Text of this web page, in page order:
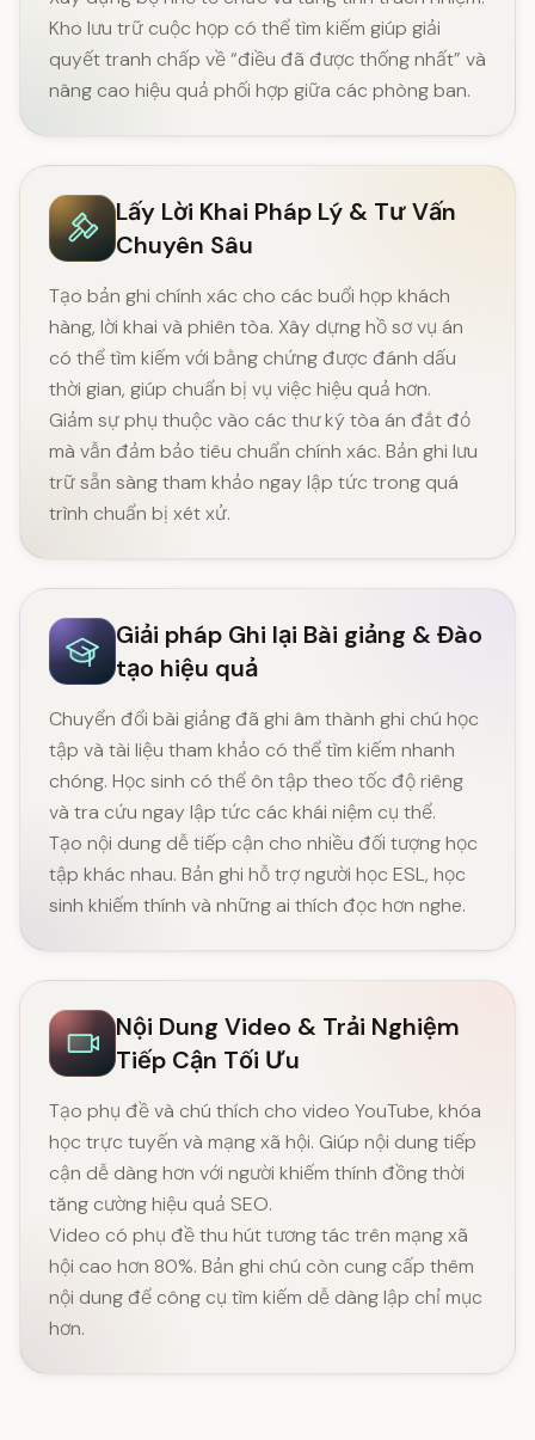
Kho lưu trữ cuộc họp có thể tìm kiếm giúp giải
quyết tranh chấp về“điều đã được thống nhất” và
nâng cao hiệu quả phối hợp giữa các phòng ban.
Lấy Lời Khai Pháp Lý & Tư Vấn
Chuyên Sâu
Tạo bản ghi chính xác cho các buổi họp khách
hàng, lời khai và phiên tòa. Xây dựng hồ sơ vụ án
có thể tìm kiếm với bằng chứng được đánh dấu
thời gian, giúp chuẩn bị vụ việc hiệu quả hơn.
Giảm sự phụ thuộc vào các thư ký tòa án đắt đỏ
mà vẫn đảm bảo tiêu chuẩn chính xác. Bản ghi lưu
trữ sẵn sàng tham khảo ngay lập tức trong quá
trình chuẩn bị xét xử.
Giải pháp Ghi lại Bài giảng & Đào
tạo hiệu quả
Chuyển đổi bài giảng đã ghi âm thành ghi chú học
tập và tài liệu tham khảo có thể tìm kiếm nhanh
chóng. Học sinh có thể ôn tập theo tốc độ riêng
và tra cứu ngay lập tức các khái niệm cụ thể.
Tạo nội dung dễ tiếp cận cho nhiều đối tượng học
tập khác nhau. Bản ghi hỗ trợ người học ESL, học
sinh khiếm thính và những ai thích đọc hơn nghe.
Nội Dung Video & Trải Nghiệm
Tiếp Cận Tối Ưu
Tạo phụ đề và chú thích cho video YouTube, khóa
học trực tuyến và mạng xã hội. Giúp nội dung tiếp
cận dễ dàng hơn với người khiếm thính đồng thời
tăng cường hiệu quả SEO.
Video có phụ đề thu hút tương tác trên mạng xã
hội cao hơn 80%. Bản ghi chú còn cung cấp thêm
nội dung để công cụ tìm kiếm dễ dàng lập chỉ mục
hơn.